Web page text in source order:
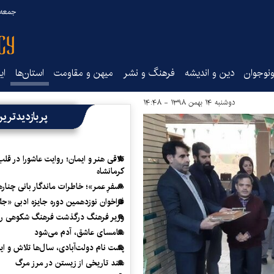
جمعه ۱۶ مرداد
دین و اندیشه فرهنگ و نشر میهن و مقاومت استان‌ها
دوشنبه ۱۴ بهمن ۱۳۹۸ - ۱۴:۴۸
تلاقی هنر و ایمان؛ روایت عاشورا در
کرمانشاه
«سفرِ عمر»؛ خاطرات ماندگار بانی
فراخوان نوزدهمین دوره جایزه ادبی
وزیر فرهنگ درگذشت فرهنگ شکوهی
سامسای عاشق، آدم می‌شود
پشت نام دولت‌آبادی، سال‌ها تلاش و
سند تاریخی از زیستن در مرز مرگ